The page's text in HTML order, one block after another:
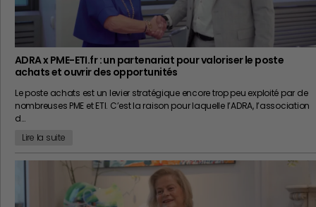
ADRA x PME-ETI.fr : un partenariat pour valoriser le poste
achats et ouvrir des opportunités
Le poste achats est un levier stratégique encore trop peu exploité par de
nombreuses PME et ETI. C’est la raison pour laquelle l’ADRA, l’association
d…
Lire la suite